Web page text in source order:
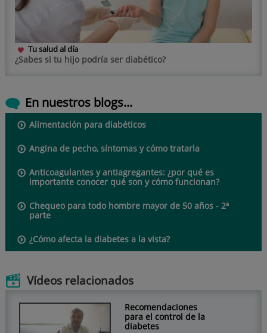
Tu salud al día
¿Sabes si tu hijo podría ser diabético?
En nuestros blogs...
Alimentación para diabéticos
Angina de pecho, síntomas y cómo tratarla
Anticoagulantes y antiagregantes: ¿por qué es
importante conocer qué son y cómo funcionan?
Chequeo para todo hombre mayor de 50 años - 2ª
parte
¿Cómo afecta la diabetes a la vista?
Vídeos relacionados
Recomendaciones
para el control de la
diabetes